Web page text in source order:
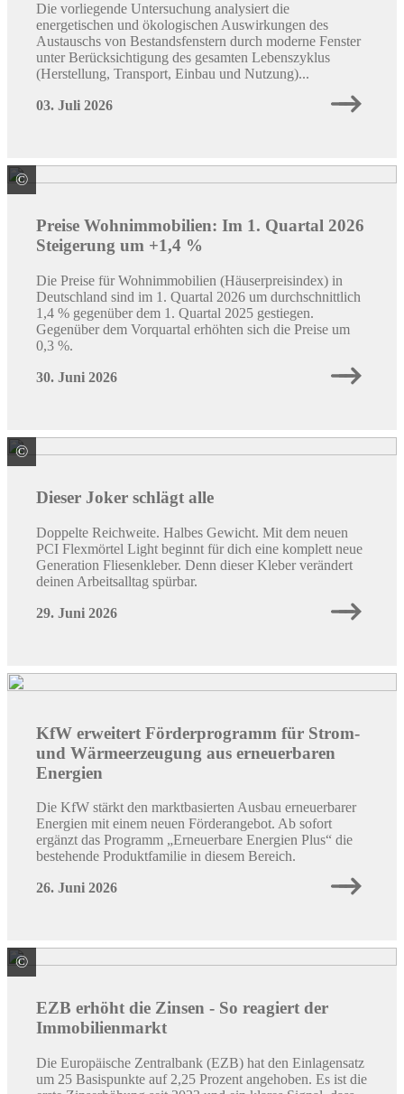
Die vorliegende Untersuchung analysiert die
energetischen und ökologischen Auswirkungen des
Austauschs von Bestandsfenstern durch moderne Fenster
unter Berücksichtigung des gesamten Lebenszyklus
(Herstellung, Transport, Einbau und Nutzung)...
03. Juli 2026
© Quelle: Destatis
Preise Wohnimmobilien: Im 1. Quartal 2026
Steigerung um +1,4 %
Die Preise für Wohnimmobilien (Häuserpreisindex) in
Deutschland sind im 1. Quartal 2026 um durchschnittlich
1,4 % gegenüber dem 1. Quartal 2025 gestiegen.
Gegenüber dem Vorquartal erhöhten sich die Preise um
0,3 %.
30. Juni 2026
© PCI Augsburg GmbH
Dieser Joker schlägt alle
Doppelte Reichweite. Halbes Gewicht. Mit dem neuen
PCI Flexmörtel Light beginnt für dich eine komplett neue
Generation Fliesenkleber. Denn dieser Kleber verändert
deinen Arbeitsalltag spürbar.
29. Juni 2026
KfW erweitert Förderprogramm für Strom-
und Wärmeerzeugung aus erneuerbaren
Energien
Die KfW stärkt den marktbasierten Ausbau erneuerbarer
Energien mit einem neuen Förderangebot. Ab sofort
ergänzt das Programm „Erneuerbare Energien Plus“ die
bestehende Produktfamilie in diesem Bereich.
26. Juni 2026
© Quelle: BAUFI 24
EZB erhöht die Zinsen - So reagiert der
Immobilienmarkt
Die Europäische Zentralbank (EZB) hat den Einlagensatz
um 25 Basispunkte auf 2,25 Prozent angehoben. Es ist die